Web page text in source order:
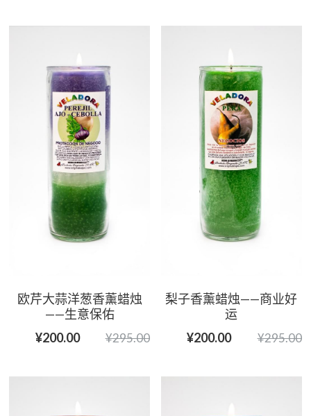
欧芹大蒜洋葱香薰蜡烛
——生意保佑
¥200.00
¥295.00
梨子香薰蜡烛——商业好
运
¥200.00
¥295.00